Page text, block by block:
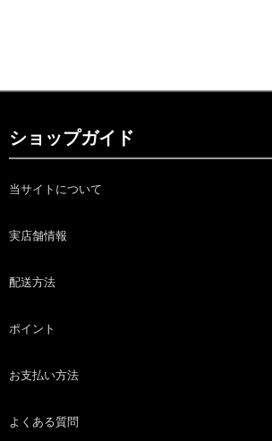
ショップガイド
当サイトについて
実店舗情報
配送方法
ポイント
お支払い方法
よくある質問